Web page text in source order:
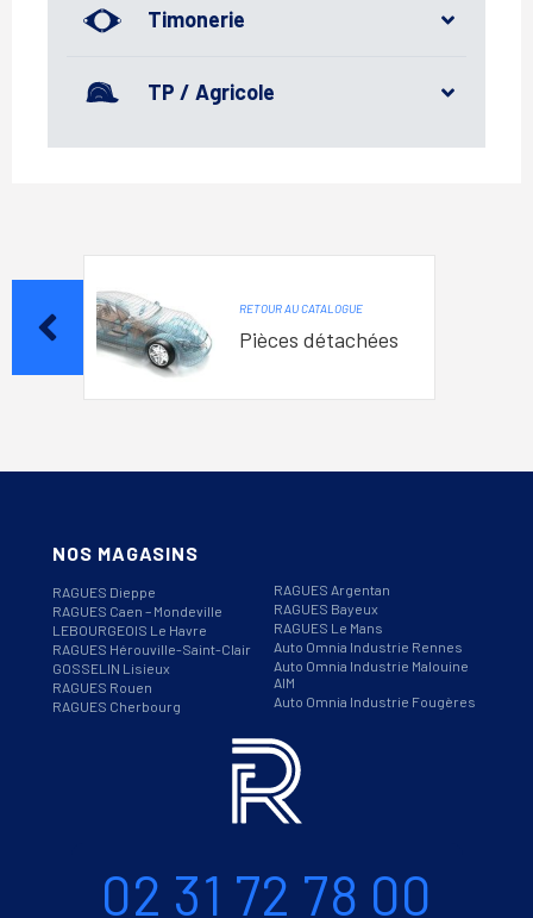
Timonerie
TP / Agricole
RETOUR AU CATALOGUE
Pièces détachées
NOS MAGASINS
RAGUES Dieppe
RAGUES Caen – Mondeville
LEBOURGEOIS Le Havre
RAGUES Hérouville-Saint-Clair
GOSSELIN Lisieux
RAGUES Rouen
RAGUES Cherbourg
RAGUES Argentan
RAGUES Bayeux
RAGUES Le Mans
Auto Omnia Industrie Rennes
Auto Omnia Industrie Malouine
AIM
Auto Omnia Industrie Fougères
02 31 72 78 00